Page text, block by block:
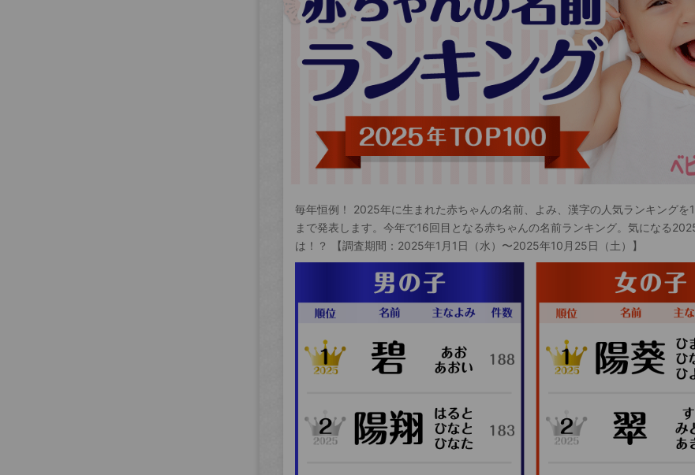
毎年恒例！ 2025年に生まれた赤ちゃんの名前、よみ、漢字の人気ランキングを
まで発表します。今年で16回目となる赤ちゃんの名前ランキング。気になる
は！？ 【調査期間：2025年1月1日（水）〜2025年10月25日（土）】